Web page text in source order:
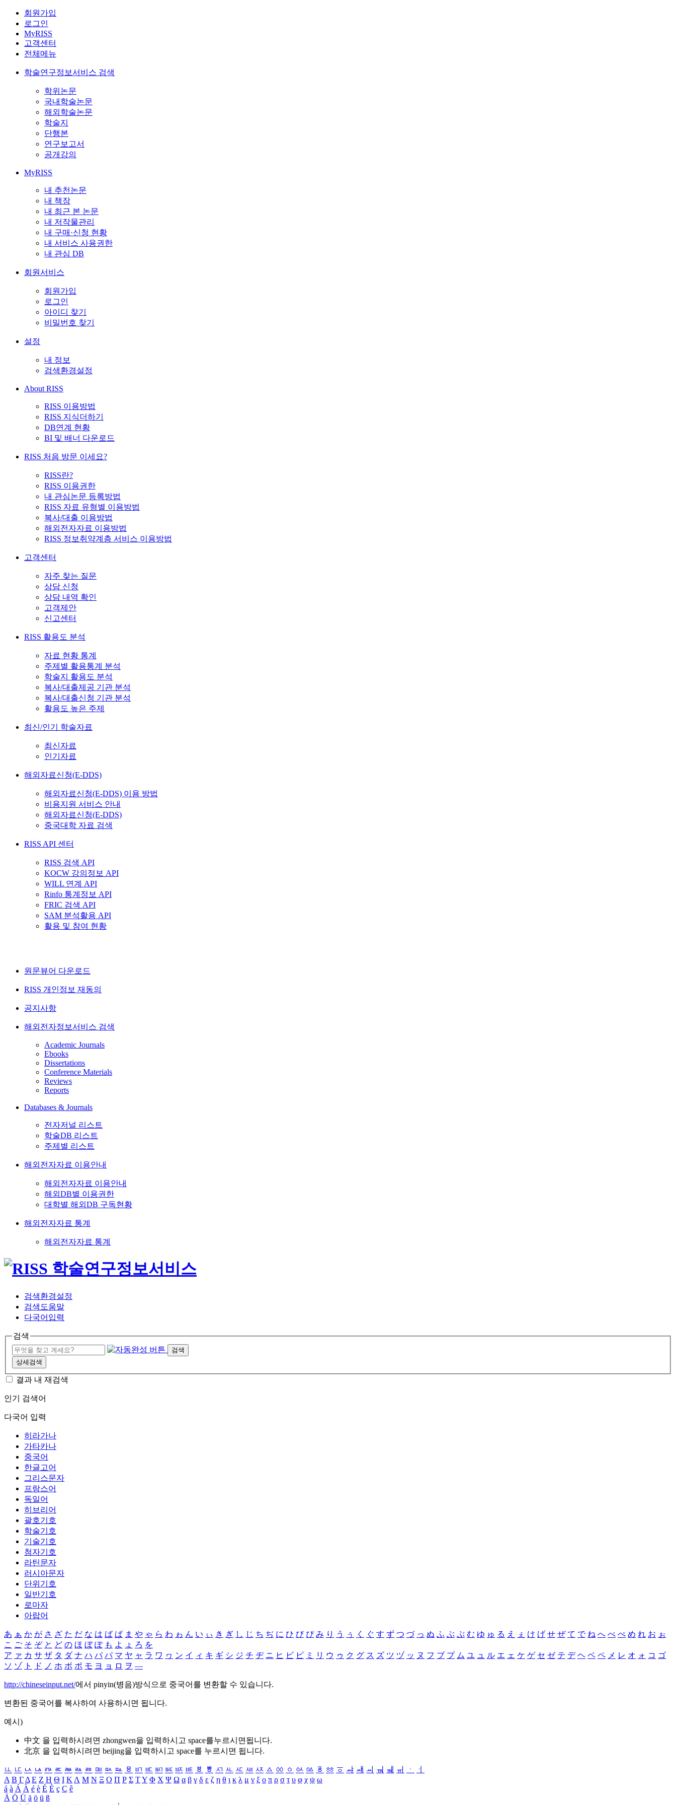
회원가입
로그인
MyRISS
고객센터
전체메뉴
학술연구정보서비스 검색
학위논문
국내학술논문
해외학술논문
학술지
단행본
연구보고서
공개강의
MyRISS
내 추천논문
내 책장
내 최근 본 논문
내 저작물관리
내 구매·신청 현황
내 서비스 사용권한
내 관심 DB
회원서비스
회원가입
로그인
아이디 찾기
비밀번호 찾기
설정
내 정보
검색환경설정
About RISS
RISS 이용방법
RISS 지식더하기
DB연계 현황
BI 및 배너 다운로드
RISS 처음 방문 이세요?
RISS란?
RISS 이용권한
내 관심논문 등록방법
RISS 자료 유형별 이용방법
복사/대출 이용방법
해외전자자료 이용방법
RISS 정보취약계층 서비스 이용방법
고객센터
자주 찾는 질문
상담 신청
상담 내역 확인
고객제안
신고센터
RISS 활용도 분석
자료 현황 통계
주제별 활용통계 분석
학술지 활용도 분석
복사/대출제공 기관 분석
복사/대출신청 기관 분석
활용도 높은 주제
최신/인기 학술자료
최신자료
인기자료
해외자료신청(E-DDS)
해외자료신청(E-DDS) 이용 방법
비용지원 서비스 안내
해외자료신청(E-DDS)
중국대학 자료 검색
RISS API 센터
RISS 검색 API
KOCW 강의정보 API
WILL 연계 API
Rinfo 통계정보 API
FRIC 검색 API
SAM 분석활용 API
활용 및 참여 현황
원문뷰어 다운로드
RISS 개인정보 재동의
공지사항
해외전자정보서비스 검색
Academic Journals
Ebooks
Dissertations
Conference Materials
Reviews
Reports
Databases & Journals
전자저널 리스트
학술DB 리스트
주제별 리스트
해외전자자료 이용안내
해외전자자료 이용안내
해외DB별 이용권한
대학별 해외DB 구독현황
해외전자자료 통계
해외전자자료 통계
검색환경설정
검색도움말
다국어입력
검색
검색
상세검색
결과 내 재검색
인기 검색어
다국어 입력
히라가나
가타카나
중국어
한글고어
그리스문자
프랑스어
독일어
히브리어
괄호기호
학술기호
기술기호
첨자기호
라틴문자
러시아문자
단위기호
일반기호
로마자
아랍어
あ ぁ か が さ ざ た だ な は ば ぱ ま や ゃ ら わ ゎ ん い ぃ き ぎ し じ ち ぢ に ひ び ぴ み り う ぅ く ぐ す ず つ づ っ ぬ ふ ぶ ぷ む ゆ ゅ る え ぇ け げ せ ぜ て で ね へ べ ぺ め れ お ぉ
こ ご そ ぞ と ど の ほ ぼ ぽ も よ ょ ろ を
ア ァ カ サ ザ タ ダ ナ ハ バ パ マ ヤ ャ ラ ワ ヮ ン イ ィ キ ギ シ ジ チ ヂ ニ ヒ ビ ピ ミ リ ウ ゥ ク グ ス ズ ツ ヅ ッ ヌ フ ブ プ ム ユ ュ ル エ ェ ケ ゲ セ ゼ テ デ ヘ ベ ペ メ レ オ ォ コ ゴ
ソ ゾ ト ド ノ ホ ボ ポ モ ヨ ョ ロ ヲ ―
http://chineseinput.net/에서 pinyin(병음)방식으로 중국어를 변환할 수 있습니다.
변환된 중국어를 복사하여 사용하시면 됩니다.
예시)
中文 을 입력하시려면 zhongwen을 입력하시고 space를누르시면됩니다.
北京 을 입력하시려면 beijing을 입력하시고 space를 누르시면 됩니다.
ㅥ ㅦ ㅧ ㅨ ㅩ ㅪ ㅫ ㅬ ㅭ ㅮ ㅯ ㅰ ㅱ ㅲ ㅳ ㅴ ㅵ ㅶ ㅷ ㅸ ㅹ ㅺ ㅻ ㅼ ㅽ ㅾ ㅿ ㆀ ㆁ ㆂ ㆃ ㆄ ㆅ ㆆ ㆇ ㆈ ㆉ ㆊ ㆋ ㆌ ㆍ
ㆎ
Α Β ΓΔ Ε Ζ Η Θ Ι ΚΛ Μ Ν Ξ Ο Π Ρ Σ ΤΥ Φ Χ Ψ Ω α β γ δ ε ζ η θ ι κ λ μ ν ξ ο π ρ σ τ υ φ χ ψ ω
á à Á À é è É È ç Ç ê
Ä Ö Ü ä ö ü ß